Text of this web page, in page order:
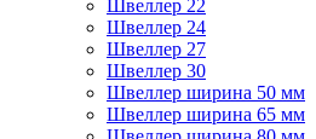
Швеллер 22
Швеллер 24
Швеллер 27
Швеллер 30
Швеллер ширина 50 мм
Швеллер ширина 65 мм